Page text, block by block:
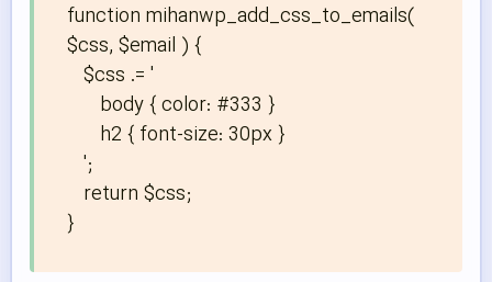
function mihanwp_add_css_to_emails(
$css, $email ) {
}